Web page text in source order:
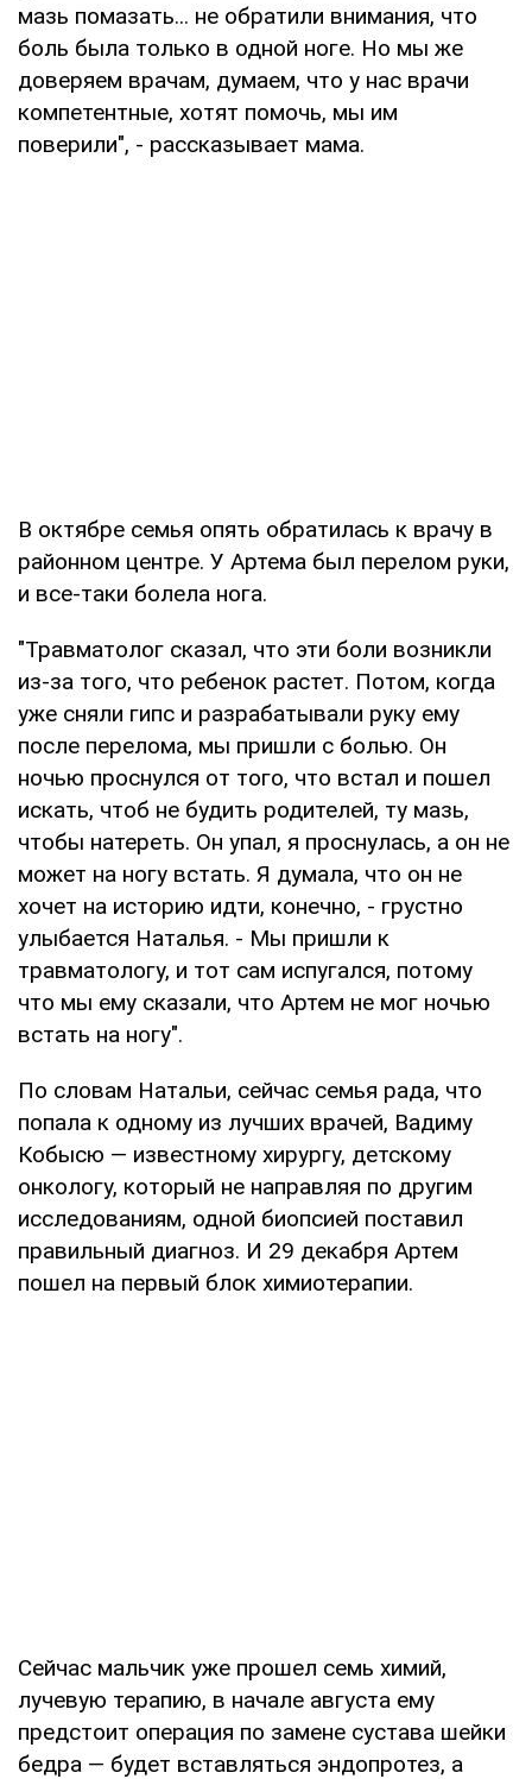
мазь помазать... не обратили внимания, что
боль была только в одной ноге. Но мы же
доверяем врачам, думаем, что у нас врачи
компетентные, хотят помочь, мы им
поверили", - рассказывает мама.
В октябре семья опять обратилась к врачу в
районном центре. У Артема был перелом руки,
и все-таки болела нога.
"Травматолог сказал, что эти боли возникли
из-за того, что ребенок растет. Потом, когда
уже сняли гипс и разрабатывали руку ему
после перелома, мы пришли с болью. Он
ночью проснулся от того, что встал и пошел
искать, чтоб не будить родителей, ту мазь,
чтобы натереть. Он упал, я проснулась, а он не
может на ногу встать. Я думала, что он не
хочет на историю идти, конечно, - грустно
улыбается Наталья. - Мы пришли к
травматологу, и тот сам испугался, потому
что мы ему сказали, что Артем не мог ночью
встать на ногу".
По словам Натальи, сейчас семья рада, что
попала к одному из лучших врачей, Вадиму
Кобысю — известному хирургу, детскому
онкологу, который не направляя по другим
исследованиям, одной биопсией поставил
правильный диагноз. И 29 декабря Артем
пошел на первый блок химиотерапии.
Сейчас мальчик уже прошел семь химий,
лучевую терапию, в начале августа ему
предстоит операция по замене сустава шейки
бедра — будет вставляться эндопротез, а